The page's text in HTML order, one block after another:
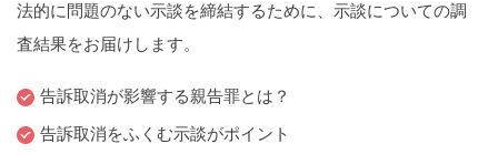
痴漢 盗撮
法的に問題のない示談を締結するために、示談についての調
査結果をお届けします。
告訴取消が影響する親告罪とは？
告訴取消をふくむ示談がポイント